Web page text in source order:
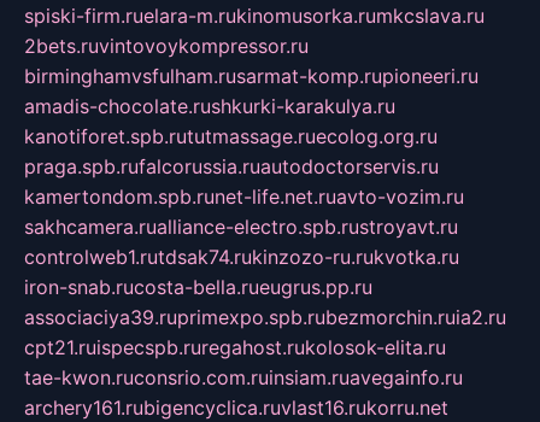
spiski-firm.ruelara-m.rukinomusorka.rumkcslava.ru
2bets.ruvintovoykompressor.ru
birminghamvsfulham.rusarmat-komp.rupioneeri.ru
amadis-chocolate.rushkurki-karakulya.ru
kanotiforet.spb.rututmassage.ruecolog.org.ru
praga.spb.rufalcorussia.ruautodoctorservis.ru
kamertondom.spb.runet-life.net.ruavto-vozim.ru
sakhcamera.rualliance-electro.spb.rustroyavt.ru
controlweb1.rutdsak74.rukinzozo-ru.rukvotka.ru
iron-snab.rucosta-bella.rueugrus.pp.ru
associaciya39.ruprimexpo.spb.rubezmorchin.ruia2.ru
cpt21.ruispecspb.ruregahost.rukolosok-elita.ru
tae-kwon.ruconsrio.com.ruinsiam.ruavegainfo.ru
archery161.rubigencyclica.ruvlast16.rukorru.net